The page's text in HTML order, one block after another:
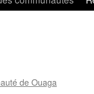
de Ouaga